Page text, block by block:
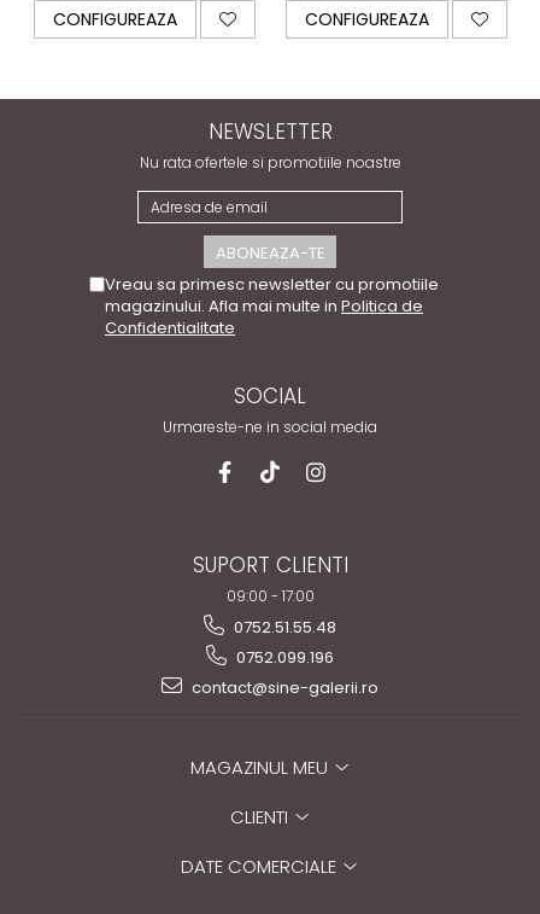
CONFIGUREAZA CONFIGUREAZA
NEWSLETTER
Nu rata ofertele si promotiile noastre
Vreau sa primesc newsletter cu promotiile
magazinului. Afla mai multe in Politica de
Confidentialitate
SOCIAL
Urmareste-ne in social media
SUPORT CLIENTI
09:00 - 17:00
0752.51.55.48
0752.099.196
contact@sine-galerii.ro
MAGAZINUL MEU
CLIENTI
DATE COMERCIALE